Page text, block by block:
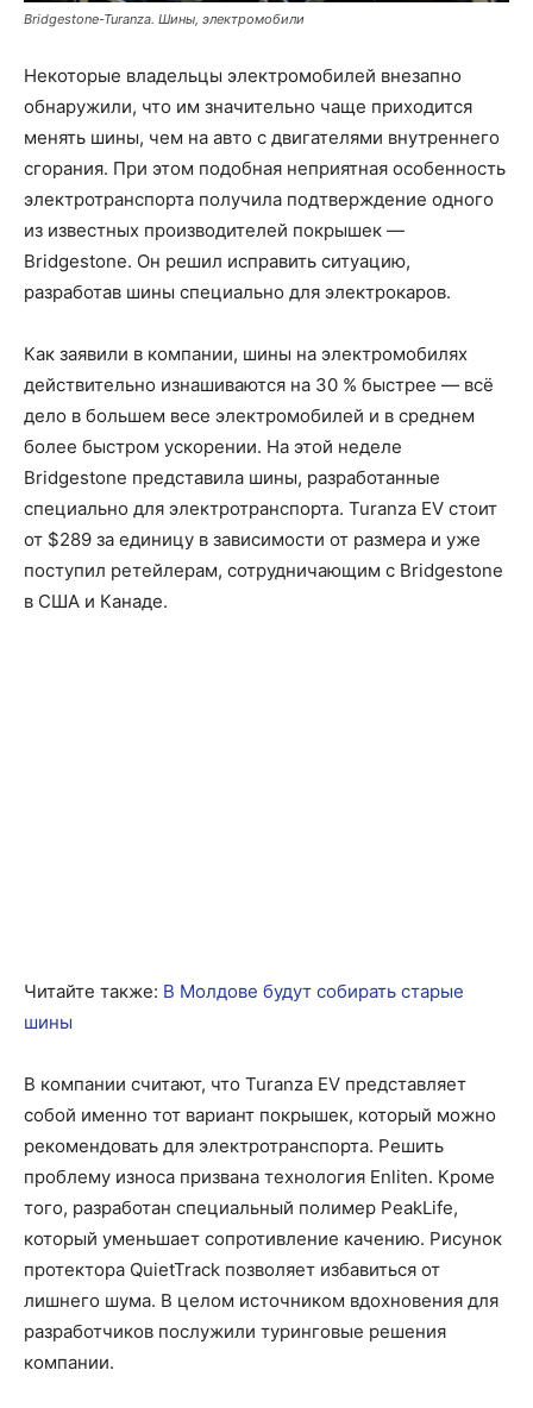
Bridgestone-Turanza. Шины, электромобили
Некоторые владельцы электромобилей внезапно
обнаружили, что им значительно чаще приходится
менять шины, чем на авто с двигателями внутреннего
сгорания. При этом подобная неприятная особенность
электротранспорта получила подтверждение одного
из известных производителей покрышек —
Bridgestone. Он решил исправить ситуацию,
разработав шины специально для электрокаров.
Как заявили в компании, шины на электромобилях
действительно изнашиваются на 30 % быстрее — всё
дело в большем весе электромобилей и в среднем
более быстром ускорении. На этой неделе
Bridgestone представила шины, разработанные
специально для электротранспорта. Turanza EV стоит
от $289 за единицу в зависимости от размера и уже
поступил ретейлерам, сотрудничающим с Bridgestone
в США и Канаде.
Читайте также: В Молдове будут собирать старые
шины
В компании считают, что Turanza EV представляет
собой именно тот вариант покрышек, который можно
рекомендовать для электротранспорта. Решить
проблему износа призвана технология Enliten. Кроме
того, разработан специальный полимер PeakLife,
который уменьшает сопротивление качению. Рисунок
протектора QuietTrack позволяет избавиться от
лишнего шума. В целом источником вдохновения для
разработчиков послужили туринговые решения
компании.